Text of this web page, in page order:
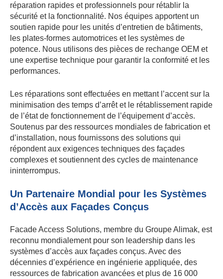
réparation rapides et professionnels pour rétablir la
sécurité et la fonctionnalité. Nos équipes apportent un
soutien rapide pour les unités d’entretien de bâtiments,
les plates-formes automotrices et les systèmes de
potence. Nous utilisons des pièces de rechange OEM et
une expertise technique pour garantir la conformité et les
performances.
Les réparations sont effectuées en mettant l’accent sur la
minimisation des temps d’arrêt et le rétablissement rapide
de l’état de fonctionnement de l’équipement d’accès.
Soutenus par des ressources mondiales de fabrication et
d’installation, nous fournissons des solutions qui
répondent aux exigences techniques des façades
complexes et soutiennent des cycles de maintenance
ininterrompus.
Un Partenaire Mondial pour les Systèmes
d’Accès aux Façades Conçus
Facade Access Solutions, membre du Groupe Alimak, est
reconnu mondialement pour son leadership dans les
systèmes d’accès aux façades conçus. Avec des
décennies d’expérience en ingénierie appliquée, des
ressources de fabrication avancées et plus de 16 000